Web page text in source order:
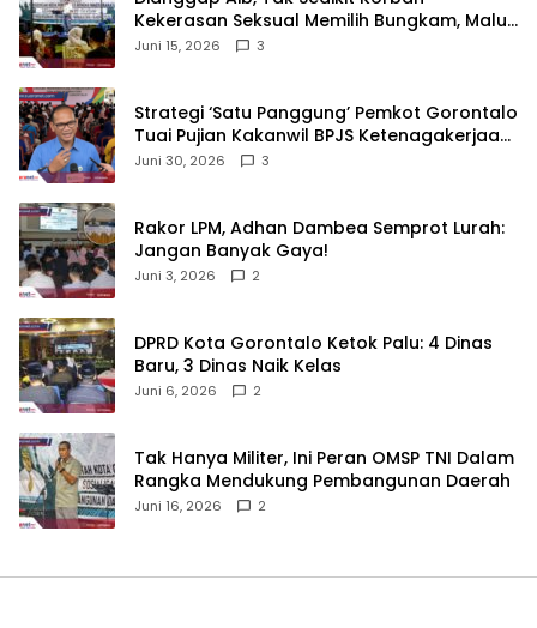
Kekerasan Seksual Memilih Bungkam, Malu
untuk Melapor!‎
Juni 15, 2026 3
Strategi ‘Satu Panggung’ Pemkot Gorontalo
Tuai Pujian Kakanwil BPJS Ketenagakerjaan
Sulama‎‎
Juni 30, 2026 3
‎Rakor LPM, Adhan Dambea Semprot Lurah:
Jangan Banyak Gaya!‎
Juni 3, 2026 2
‎DPRD Kota Gorontalo Ketok Palu: 4 Dinas
Baru, 3 Dinas Naik Kelas
Juni 6, 2026 2
‎Tak Hanya Militer, Ini Peran OMSP TNI Dalam
Rangka Mendukung Pembangunan Daerah
Juni 16, 2026 2